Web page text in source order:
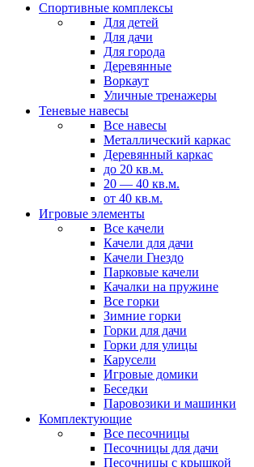
Спортивные комплексы
Для детей
Для дачи
Для города
Деревянные
Воркаут
Уличные тренажеры
Теневые навесы
Все навесы
Металлический каркас
Деревянный каркас
до 20 кв.м.
20 — 40 кв.м.
от 40 кв.м.
Игровые элементы
Все качели
Качели для дачи
Качели Гнездо
Парковые качели
Качалки на пружине
Все горки
Зимние горки
Горки для дачи
Горки для улицы
Карусели
Игровые домики
Беседки
Паровозики и машинки
Комплектующие
Все песочницы
Песочницы для дачи
Песочницы с крышкой